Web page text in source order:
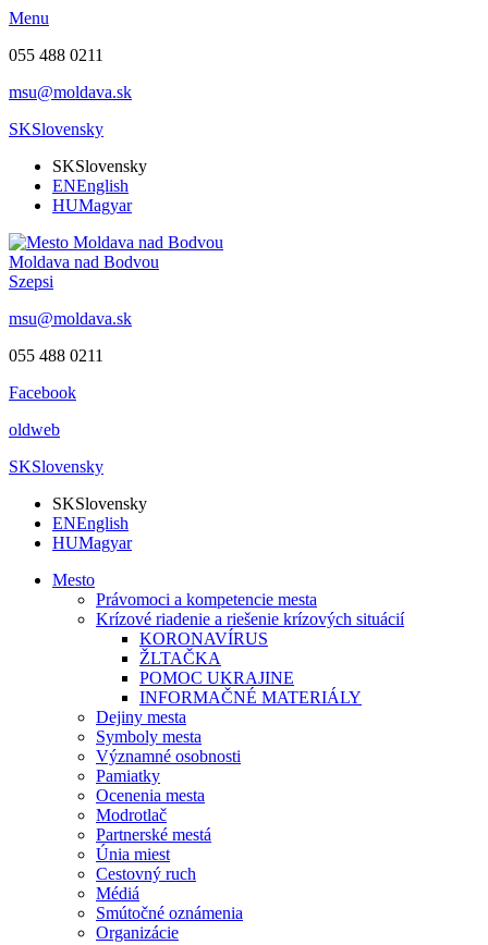
Menu
055 488 0211
msu@moldava.sk
SKSlovensky
SKSlovensky
ENEnglish
HUMagyar
Moldava nad Bodvou
Szepsi
msu@moldava.sk
055 488 0211
Facebook
oldweb
SKSlovensky
SKSlovensky
ENEnglish
HUMagyar
Mesto
Právomoci a kompetencie mesta
Krízové riadenie a riešenie krízových situácií
KORONAVÍRUS
ŽLTAČKA
POMOC UKRAJINE
INFORMAČNÉ MATERIÁLY
Dejiny mesta
Symboly mesta
Významné osobnosti
Pamiatky
Ocenenia mesta
Modrotlač
Partnerské mestá
Únia miest
Cestovný ruch
Médiá
Smútočné oznámenia
Organizácie